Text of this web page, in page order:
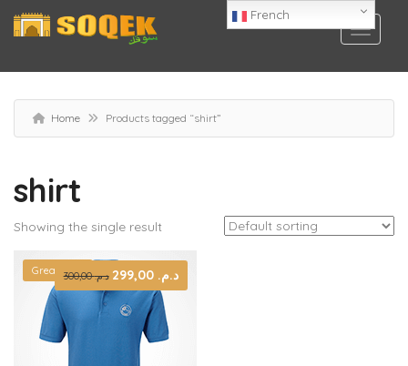
Home Products tagged “shirt”
shirt
Showing the single result
Great Deal د.م.300,00
Original
price
was:
د.م. 300,00.
د.م. 299,00
Current
French